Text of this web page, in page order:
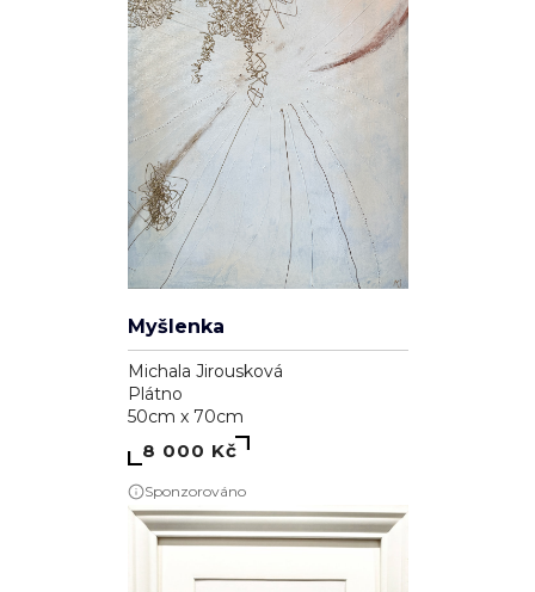
Myšlenka
Michala Jirousková
Plátno
50cm x 70cm
8 000 Kč
Sponzorováno